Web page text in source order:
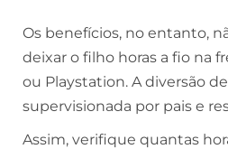
Os benefícios, no entanto,
deixar o filho horas a fio na
ou Playstation. A diversão
supervisionada por pais e
Assim, verifique quantas